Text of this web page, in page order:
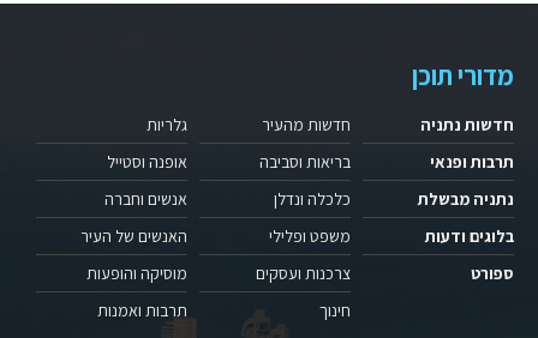
מדורי תוכן
חדשות נתניה
תרבות ופנאי
נתניה מבשלת
בלוגים ודעות
ספורט
חדשות מהעיר
בריאות וסביבה
כלכלה ונדלן
משפט ופלילי
צרכנות ועסקים
חינוך
גלריות
אופנה וסטייל
אנשים וחברה
האנשים של העיר
מוסיקה והופעות
תרבות ואמנות